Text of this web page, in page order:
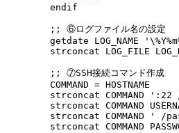
endif
;; ⑥ログファイル名の設定
getdate LOG_NAME
strconcat LOG_FILE
;; ⑦SSH接続コマンド作成
COMMAND = HOSTNAME
strconcat COMMAND
strconcat COMMAND
strconcat COMMAND ' /
strconcat COMMAND